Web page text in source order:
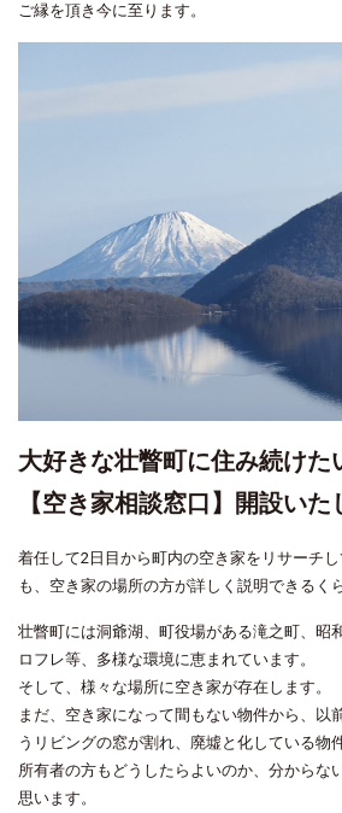
ご縁を頂き今に至ります。
大好きな壮瞥町に住み続けた
【空き家相談窓口】開設いた
着任して2日目から町内の空き家をリサーチ
も、空き家の場所の方が詳しく説明できるく
壮瞥町には洞爺湖、町役場がある滝之町、昭
ロフレ等、多様な環境に恵まれています。
そして、様々な場所に空き家が存在します。
まだ、空き家になって間もない物件から、以
うリビングの窓が割れ、廃墟と化している物
所有者の方もどうしたらよいのか、分からな
思います。